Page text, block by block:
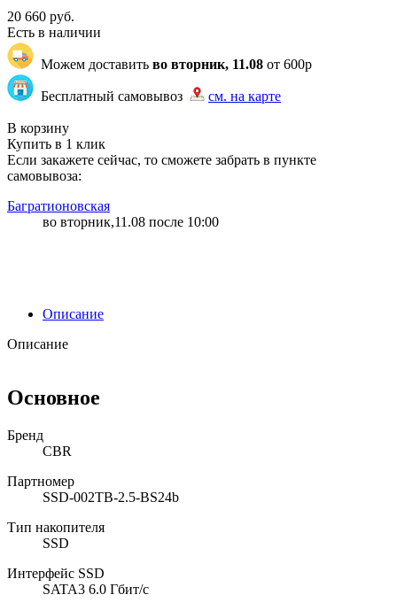
20 660 руб.
Есть в наличии
Можем доставить во вторник, 11.08 от 600р
Бесплатный самовывоз
см. на карте
В корзину
Купить в 1 клик
Если закажете сейчас, то сможете забрать в пункте
самовывоза:
Багратионовская
во вторник,11.08 после 10:00
Описание
Описание
Основное
Бренд
CBR
Партномер
SSD-002TB-2.5-BS24b
Тип накопителя
SSD
Интерфейс SSD
SATA3 6.0 Гбит/с